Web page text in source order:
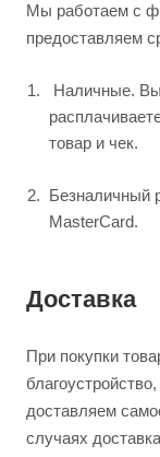
Мы работаем с
предоставляем
Наличные.
товар и чек.
Безналичный
MasterCard.
Доставка
При покупки
доставляем
случаях